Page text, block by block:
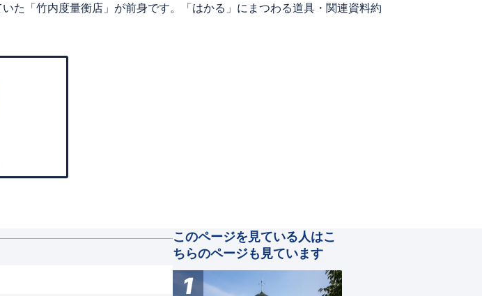
た「竹内度量衡店」が前身です。「はかる」にまつわる道具・関連資料約
このページを見ている人はこ
ちらのページも見ています
1